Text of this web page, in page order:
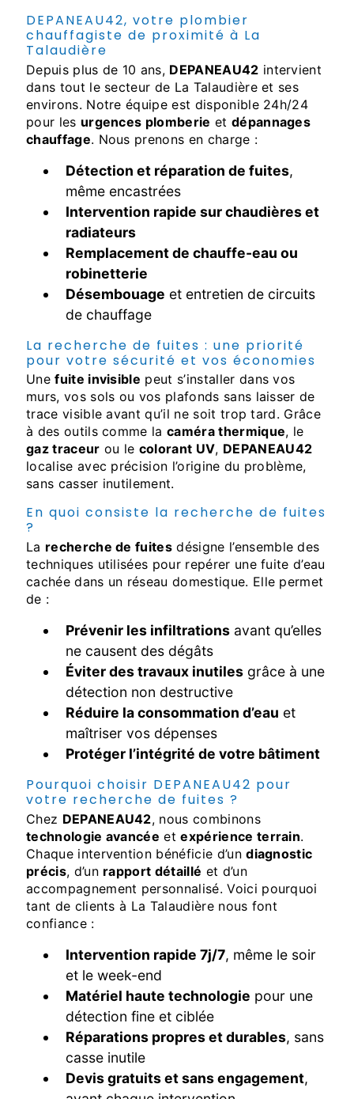
DEPANEAU42, votre plombier
chauffagiste de proximité à La
Talaudière
Depuis plus de 10 ans, DEPANEAU42 intervient
dans tout le secteur de La Talaudière et ses
environs. Notre équipe est disponible 24h/24
pour les urgences plomberie et dépannages
chauffage. Nous prenons en charge :
Détection et réparation de fuites,
même encastrées
Intervention rapide sur chaudières et
radiateurs
Remplacement de chauffe-eau ou
robinetterie
Désembouage et entretien de circuits
de chauffage
La recherche de fuites : une priorité
pour votre sécurité et vos économies
Unefuite invisible peut s’installer dans vos
murs, vos sols ou vos plafonds sans laisser de
trace visible avant qu’il ne soit trop tard. Grâce
à des outils comme lacaméra thermique, le
gaz traceur ou le colorant UV, DEPANEAU42
localise avec précision l’origine du problème,
sans casser inutilement.
En quoi consiste la recherche de fuites
?
La recherche de fuites désigne l’ensemble des
techniques utilisées pour repérer une fuite d’eau
cachée dans un réseau domestique. Elle permet
de :
Prévenir les infiltrations avant qu’elles
ne causent des dégâts
Éviter des travaux inutiles grâce à une
détection non destructive
Réduire la consommation d’eau et
maîtriser vos dépenses
Protéger l’intégrité de votre bâtiment
Pourquoi choisir DEPANEAU42 pour
votre recherche de fuites ?
Chez DEPANEAU42, nous combinons
technologie avancée etexpérience terrain.
Chaque intervention bénéficie d’undiagnostic
précis, d’un rapport détaillé et d’un
accompagnement personnalisé. Voici pourquoi
tant de clients à La Talaudière nous font
confiance :
Intervention rapide 7j/7, même le soir
et le week-end
Matériel haute technologie pour une
détection fine et ciblée
Réparations propres et durables, sans
casse inutile
Devis gratuits et sans engagement,